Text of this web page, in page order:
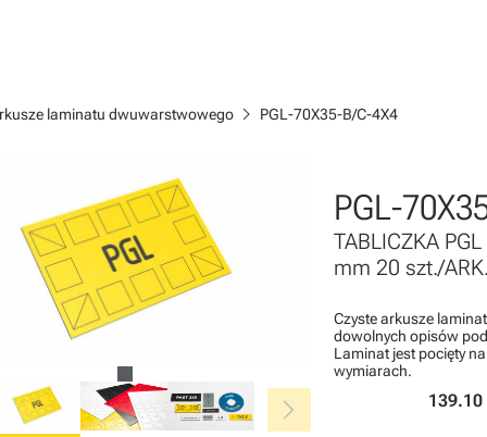
laminatu dwuwarstwowego chevron_right PGL-70X35-B/C-4X4
chevron_right
PGL-
TABLICZKA
mm 20 szt./ARK.
Czyste arkusze
dowolnych opisów
Laminat jest pocięty
wymiarach.
139.10